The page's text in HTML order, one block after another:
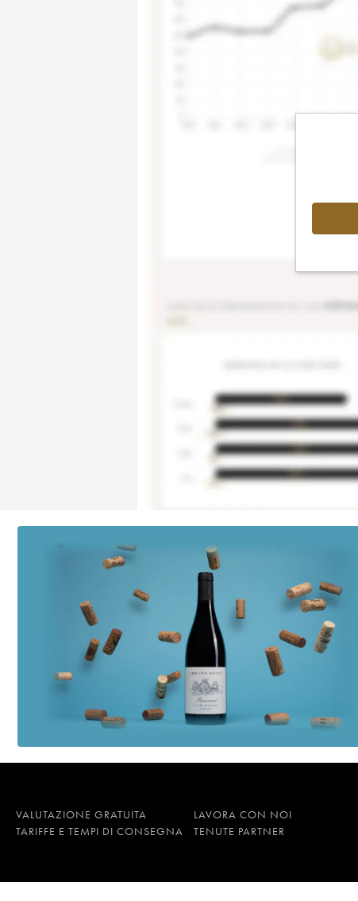
VALUTAZIONE GRATUITA LAVORA CON NOI
TARIFFE E TEMPI DI CONSEGNA
TENUTE PARTNER